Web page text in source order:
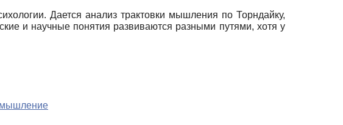
Дается анализ трактовки мышления по Торндайку,
и научные понятия развиваются разными путями, хотя у
мышление